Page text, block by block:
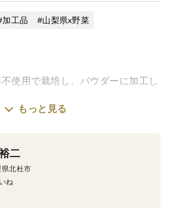
加工品
山梨県x野菜
使用で栽培し、パウダーに加工し
境で育つ高原植物です。
『アンデスの女王』と呼ばれてお
もっと見る
二
県北杜市
ね